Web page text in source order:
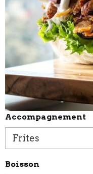
Accompagnement
Boisson